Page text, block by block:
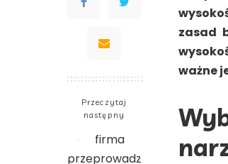
Przeczytaj
następny
zasad
ważne